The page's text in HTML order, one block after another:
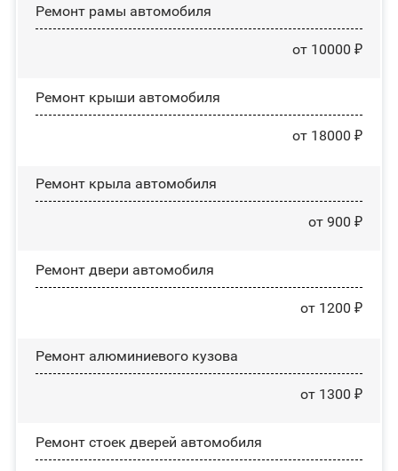
Ремонт рамы автомобиля
от 10000 ₽
Ремонт крыши автомобиля
от 18000 ₽
Ремонт крыла автомобиля
от 900 ₽
Ремонт двери автомобиля
от 1200 ₽
Ремонт алюминиевого кузова
от 1300 ₽
Ремонт стоек дверей автомобиля